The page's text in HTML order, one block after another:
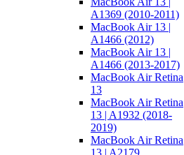
A1369 (2010-2011)
MacBook Air 13 |
A1466 (2012)
MacBook Air 13 |
A1466 (2013-2017)
MacBook Air Retina
13
MacBook Air Retina
13 | A1932 (2018-
2019)
MacBook Air Retina